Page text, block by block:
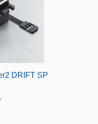
DRIFT SP